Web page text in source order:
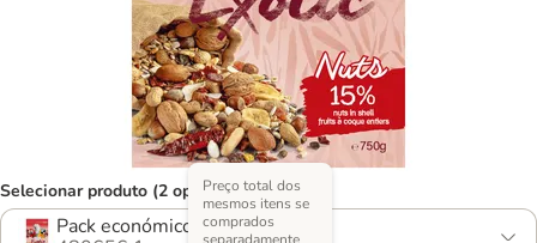
Selecionar produto (2 opções)
Pack económico: 2 x 750 g
Preço total dos
mesmos itens se
comprados